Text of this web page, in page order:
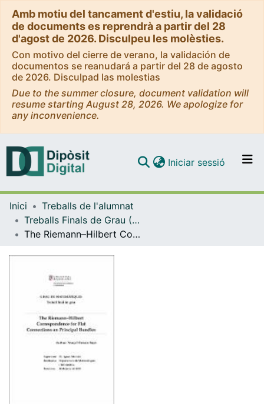
Amb motiu del tancament d'estiu, la validació
de documents es reprendrà a partir del 28
d'agost de 2026. Disculpeu les molèsties.
Con motivo del cierre de verano, la validación de
documentos se reanudará a partir del 28 de agosto
de 2026. Disculpad las molestias
Due to the summer closure, document validation will
resume starting August 28, 2026. We apologize for
any inconvenience.
Navega per tot el DD
Com publicar
Iniciar sessió (current)
Inici
Treballs de l'alumnat
Treballs Finals de Grau (TFG) - Matemàtiques
The Riemann–Hilbert Correspondence for Flat Connections on Principal Bundles